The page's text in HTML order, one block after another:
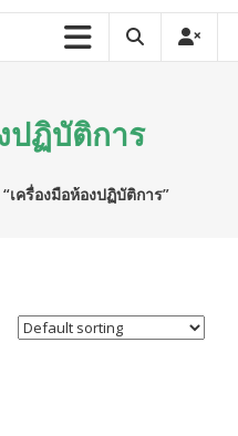
ปฏิบัติการ
ครื่องมือห้องปฏิบัติการ”